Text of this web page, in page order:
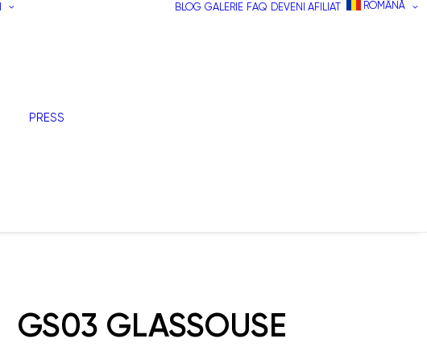
PRESS
BLOG GALERIE FAQ DEVENI AFILIAT ROMÂNĂ
GS03 GLASSOUSE